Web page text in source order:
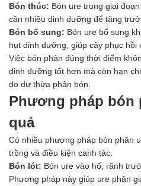
Bón thúc: Bón ure trong giai
cần nhiều dinh dưỡng để tăng
Bón bổ sung: Bón ure bổ sung
hụt dinh dưỡng, giúp cây phục hồi
Việc bón phân đúng thời điểm
dinh dưỡng tốt hơn mà còn hạn
do dư thừa phân bón.
Phương pháp bón
quả
Có nhiều phương pháp bón phân
trồng và điều kiện canh tác.
Bón lót: Bón ure vào hố, rãnh
Phương pháp này giúp ure phân